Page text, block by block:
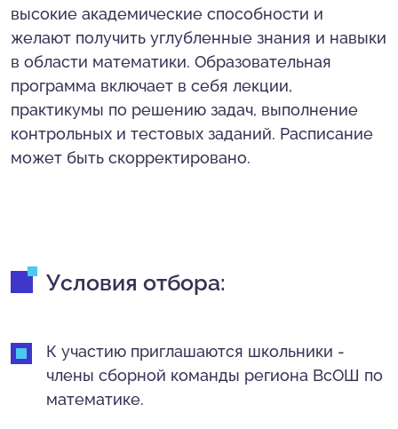
высокие академические способности и
желают получить углубленные знания и навыки
в области математики. Образовательная
программа включает в себя лекции,
практикумы по решению задач, выполнение
контрольных и тестовых заданий. Расписание
может быть скорректировано.
Условия отбора:
К участию приглашаются школьники -
члены сборной команды региона ВсОШ по
математике.